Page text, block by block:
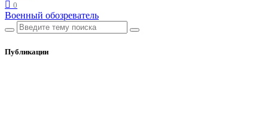
0
Военный обозреватель
Публикации